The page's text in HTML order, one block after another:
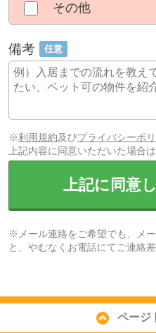
その他
備考 任意
※利用規約及びプライバシーポ
上記内容に同意いただいた場合
上記に同意
※メール連絡をご希望でも、メ
と、やむなくお電話にてご連絡
ページ